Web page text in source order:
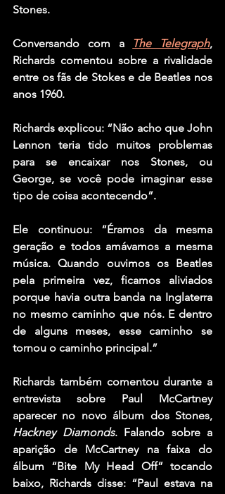
Stones.
Conversando com a The Telegraph,
Richards comentou sobre a rivalidade
entre os fãs de Stokes e de Beatles nos
anos 1960.
Richards explicou: “Não acho que John
Lennon teria tido muitos problemas
para se encaixar nos Stones, ou
George, se você pode imaginar esse
tipo de coisa acontecendo”.
Ele continuou: “Éramos da mesma
geração e todos amávamos a mesma
música. Quando ouvimos os Beatles
pela primeira vez, ficamos aliviados
porque havia outra banda na Inglaterra
no mesmo caminho que nós. E dentro
de alguns meses, esse caminho se
tornou o caminho principal.”
Richards também comentou durante a
entrevista sobre
Paul McCartney
Hackney Diamonds. Falando sobre a
aparição de McCartney na faixa do
álbum “Bite My Head Off” tocando
baixo, Richards disse: “Paul estava na